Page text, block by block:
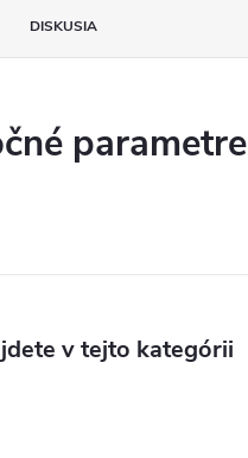
DISKUSIA
parametre
v tejto kategórii